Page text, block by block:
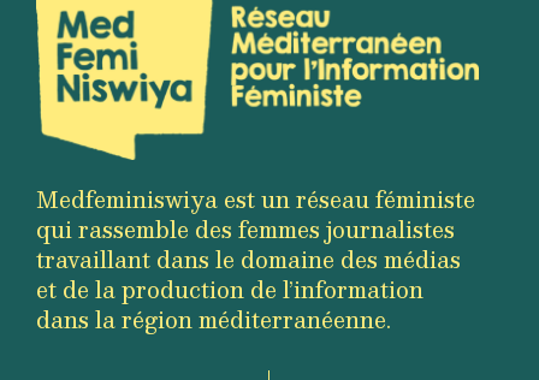
Medfeminiswiya est un réseau féministe
qui rassemble des femmes journalistes
travaillant dans le domaine des médias
et de la production de l’information
dans la région méditerranéenne.